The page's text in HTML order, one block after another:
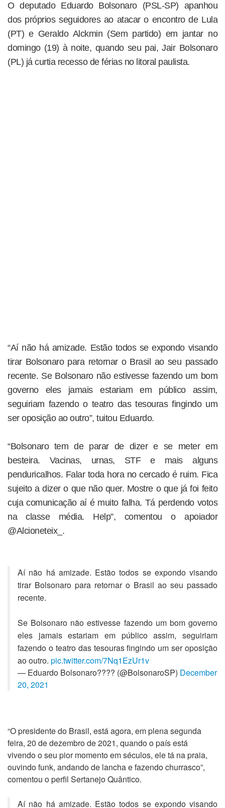
O deputado Eduardo Bolsonaro (PSL-SP) apanhou
dos próprios seguidores ao atacar o encontro de Lula
(PT) e Geraldo Alckmin (Sem partido) em jantar no
domingo (19) à noite, quando seu pai, Jair Bolsonaro
(PL) já curtia recesso de férias no litoral paulista.
“Aí não há amizade. Estão todos se expondo visando
tirar Bolsonaro para retornar o Brasil ao seu passado
recente. Se Bolsonaro não estivesse fazendo um bom
governo eles jamais estariam em público assim,
seguiriam fazendo o teatro das tesouras fingindo um
ser oposição ao outro”, tuitou Eduardo.
“Bolsonaro tem de parar de dizer e se meter em
besteira. Vacinas, urnas, STF e mais alguns
penduricalhos. Falar toda hora no cercado é ruim. Fica
sujeito a dizer o que não quer. Mostre o que já foi feito
cuja comunicação aí é muito falha. Tá perdendo votos
na classe média. Help”, comentou o apoiador
@Alcioneteix_.
Aí não há amizade. Estão todos se expondo visando
tirar Bolsonaro para retornar o Brasil ao seu passado
recente.
Se Bolsonaro não estivesse fazendo um bom governo
eles jamais estariam em público assim, seguiriam
fazendo o teatro das tesouras fingindo um ser oposição
ao outro. pic.twitter.com/7Nq1EzUr1v
— Eduardo Bolsonaro???? (@BolsonaroSP) December
20, 2021
“O presidente do Brasil, está agora, em plena segunda
feira, 20 de dezembro de 2021, quando o país está
vivendo o seu pior momento em séculos, ele tá na praia,
ouvindo funk, andando de lancha e fazendo churrasco”,
comentou o perfil Sertanejo Quântico.
Aí não há amizade. Estão todos se expondo visando